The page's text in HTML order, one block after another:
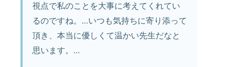
視点で私のことを大事に考えてくれてい
るのですね。…いつも気持ちに寄り添って
頂き、本当に優しくて温かい先生だなと
思います。…